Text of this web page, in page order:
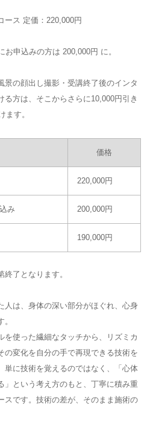
ース 定価：220,000円
申込みの方は 200,000円 に。
景の顔出し撮影・受講終了後のインタ
る方は、そこからさらに10,000円引き
ます。
価格
220,000円
み 200,000円
190,000円
了となります。
人は、身体の深い部分がほぐれ、心身
を使った繊細なタッチから、リズミカ
の変化を自分の手で再現できる技術を
単に技術を覚えるのではなく、「心体
」という考え方のもと、丁寧に積み重
スです。技術の差が、そのまま施術の